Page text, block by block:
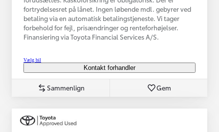
fortrydelsesret på lånet. Ingen løbende mdl. gebyrer ved
betaling via en automatisk betalingstjeneste. Vi tager
forbehold for fejl, prisændringer og renteforhøjelser.
Finansiering via Toyota Financial Services A/S.
Vælg bil
Kontakt forhandler
Sammenlign Gem